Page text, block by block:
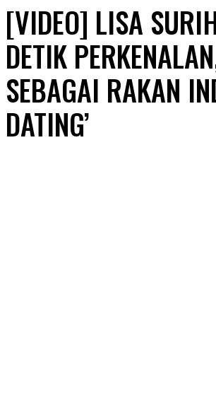
[VIDEO] LISA
DETIK
SEBAGAI RAKAN
DATING’